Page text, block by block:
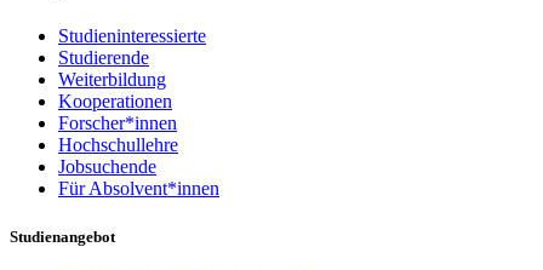
Studieninteressierte
Studierende
Weiterbildung
Kooperationen
Forscher*innen
Hochschullehre
Jobsuchende
Für Absolvent*innen
Studienangebot